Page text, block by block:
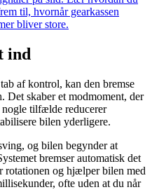
til, hvornår gearkassen
bliver store.
ind
af kontrol, kan den bremse
Det skaber et modmoment, der
tilfælde reducerer
bilen yderligere.
og bilen begynder at
bremser automatisk det
og hjælper bilen med
ofte uden at du når